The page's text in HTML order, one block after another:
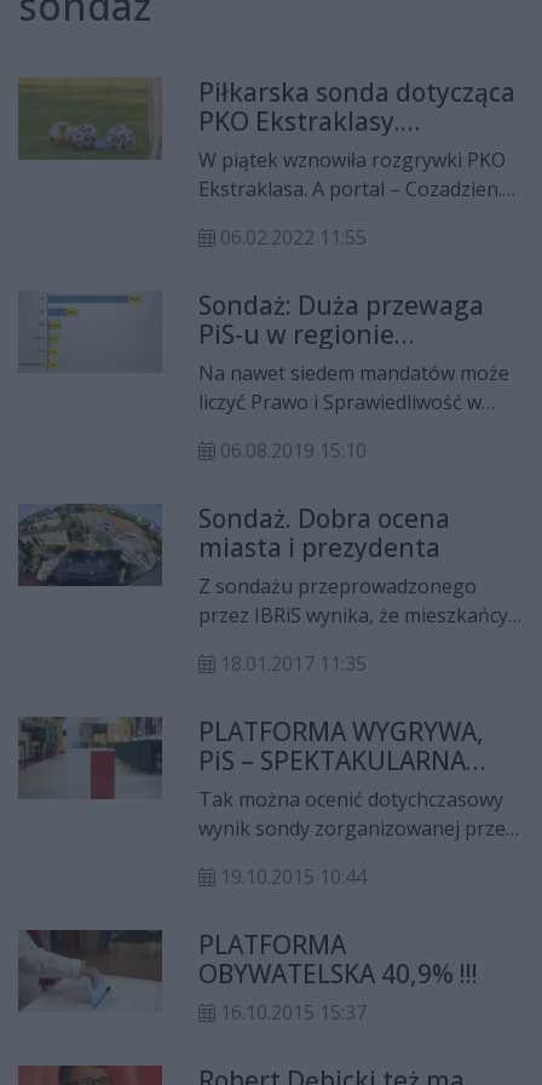
Piłkarska sonda dotycząca
PKO Ekstraklasy.
Odpowiadały osoby
związane z futbolem
W piątek wznowiła rozgrywki PKO
Ekstraklasa. A portal – Cozadzien.pl
Radomiem zadał cztery pytania
najwyższej klasie rozgrywkowej w
Polsce.
06.02.2022 11:55
Sondaż: Duża przewaga
PiS-u w regionie
radomskim
Na nawet siedem mandatów może
liczyć Prawo i Sprawiedliwość w
nadchodzących wyborach
prognozy wyborczej
przeprowadzonej przez znanego
socjologa Marcina Paladego.
06.08.2019 15:10
Sondaż. Dobra ocena
miasta i prezydenta
Z sondażu przeprowadzonego
przez IBRiS wynika, że mieszkańcy
zmiany w mieście, jakie zaszły w
18.01.2017 11:35
PLATFORMA WYGRYWA,
PiS – SPEKTAKULARNA
PORAŻKA!
Tak można ocenić dotychczasowy
wynik sondy zorganizowanej przez
(CoZaDzien.pl i Radio Rekord). W
owym plebiscycie liderem jest
Platforma Obywatelska (48,2%
głosów). Na drugim miejscu
19.10.2015 10:44
PLATFORMA
OBYWATELSKA 40,9% !!!
16.10.2015 15:37